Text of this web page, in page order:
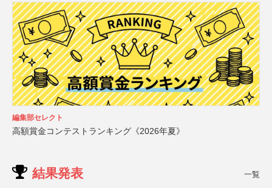
編集部セレクト
高額賞金コンテストランキング《2026年夏》
結果発表 一覧